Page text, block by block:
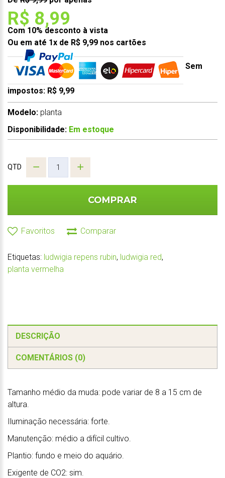
R$ 8,99
Com 10% desconto à vista
Ou em até 1x de R$ 9,99 nos cartões
Sem
impostos: R$ 9,99
Modelo: planta
Disponibilidade: Em estoque
QTD
COMPRAR
Favoritos Comparar
Etiquetas: ludwigia repens rubin, ludwigia red,
planta vermelha
DESCRIÇÃO
COMENTÁRIOS (0)
Tamanho médio da muda: pode variar de 8 a 15 cm de
altura.
Iluminação necessária: forte.
Manutenção: médio a difícil cultivo.
Plantio: fundo e meio do aquário.
Exigente de CO2: sim.